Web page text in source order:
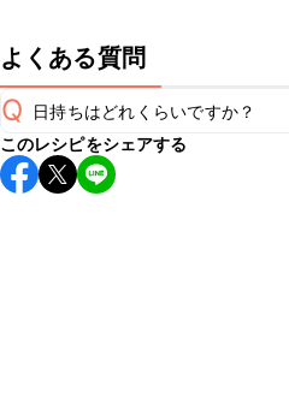
よくある質問
Q 日持ちはどれくらいですか？
こちらのレシピは出来たてをお
すすめします。
このレシピをシェアする